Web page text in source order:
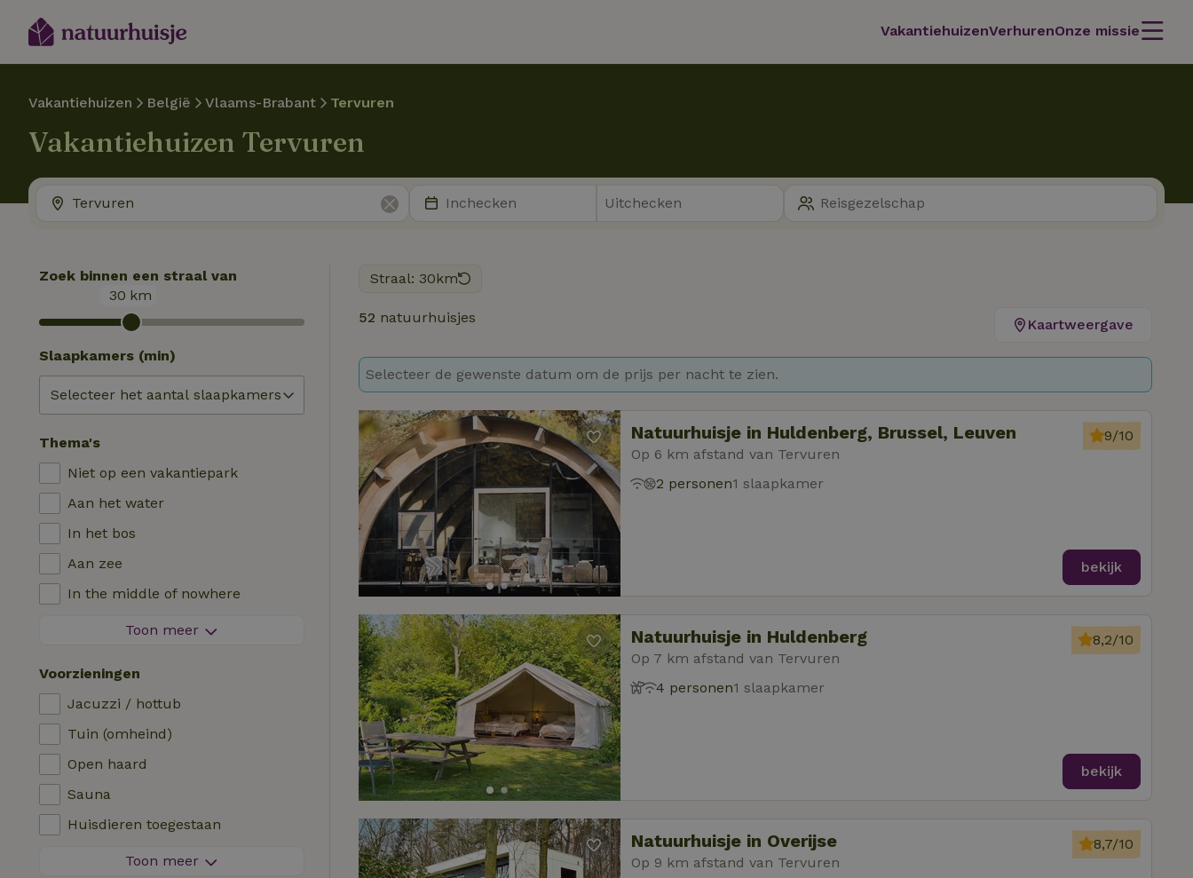
VakantiehuizenVerhurenOnze missie
Vakantiehuizen België Vlaams-Brabant Tervuren
Vakantiehuizen Tervuren
Straal: 30km
52 natuurhuisjes Kaartweergave
Selecteer de gewenste datum om de prijs per nacht te zien.
Natuurhuisje in Huldenberg, Brussel, Leuven
Op 6 km afstand van Tervuren
9/10
2 personen1 slaapkamer
bekijk
Natuurhuisje in Huldenberg
Op 7 km afstand van Tervuren
8,2/10
4 personen1 slaapkamer
bekijk
Natuurhuisje in Overijse
Op 9 km afstand van Tervuren
8,7/10
Zoek binnen een straal van
30 km
Slaapkamers (min)
Thema's
Niet op een vakantiepark
Aan het water
In het bos
Aan zee
In the middle of nowhere
Tussen de velden
In de polder
In de bergen
Helemaal alleen
In een boomgaard
Viswater in de buurt
Toon meer
Voorzieningen
Jacuzzi / hottub
Tuin (omheind)
Open haard
Sauna
Huisdieren toegestaan
Vuurwerkvrije omgeving
Toon meer